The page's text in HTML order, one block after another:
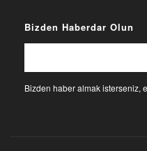
Bizden Haberdar Olun
Bizden haber almak isterseniz,